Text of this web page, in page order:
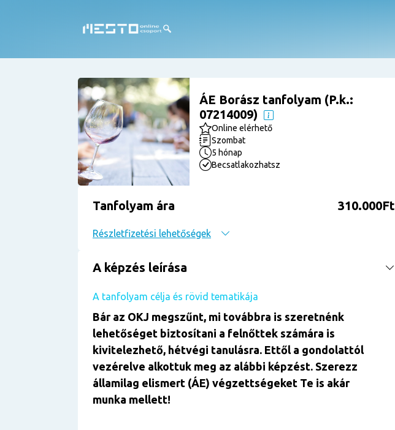
ÁE Borász tanfolyam (P.k.:
07214009)
Online elérhető
Szombat
5 hónap
Becsatlakozhatsz
Tanfolyam ára 310.000Ft
Részletfizetési lehetőségek
A képzés leírása
A tanfolyam célja és rövid tematikája
Bár az OKJ megszűnt, mi továbbra is szeretnénk
lehetőséget biztosítani a felnőttek számára is
kivitelezhető, hétvégi tanulásra. Ettől a gondolattól
vezérelve alkottuk meg az alábbi képzést. Szerezz
államilag elismert (ÁE) végzettségeket Te is akár
munka mellett!